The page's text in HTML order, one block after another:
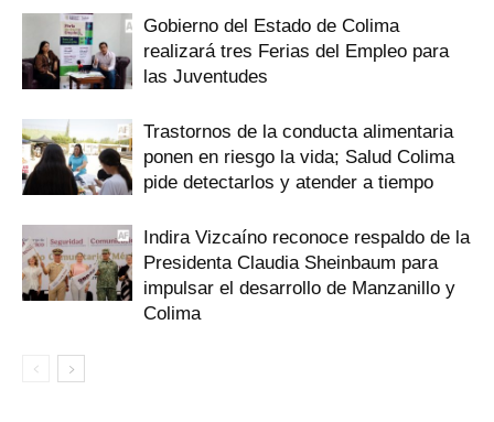
Gobierno del Estado de Colima
realizará tres Ferias del Empleo para
las Juventudes
Trastornos de la conducta alimentaria
ponen en riesgo la vida; Salud Colima
pide detectarlos y atender a tiempo
Indira Vizcaíno reconoce respaldo de la
Presidenta Claudia Sheinbaum para
impulsar el desarrollo de Manzanillo y
Colima